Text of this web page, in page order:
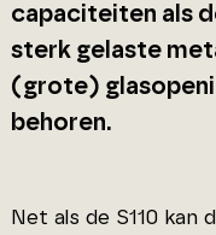
capaciteiten als
sterk gelaste
(grote)
behoren.
Net als de S110 kan